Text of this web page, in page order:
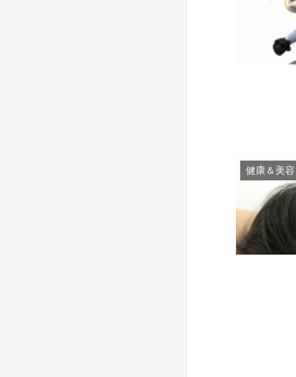
健康＆美容